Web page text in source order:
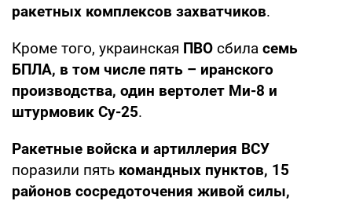
ракетных комплексов захватчиков.
Кроме того, украинская ПВО сбила семь
БПЛА, в том числе пять – иранского
производства, один вертолет Ми-8 и
штурмовик Су-25.
Ракетные войска и артиллерия ВСУ
поразили пять командных пунктов, 15
районов сосредоточения живой силы,